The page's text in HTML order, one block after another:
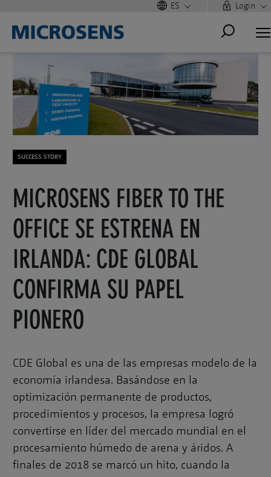
ES Login
SUCCESS STORY
MICROSENS FIBER TO THE
OFFICE SE ESTRENA EN
IRLANDA: CDE GLOBAL
CONFIRMA SU PAPEL
PIONERO
CDE Global es una de las empresas modelo de la
economía irlandesa. Basándose en la
optimización permanente de productos,
procedimientos y procesos, la empresa logró
convertirse en líder del mercado mundial en el
procesamiento húmedo de arena y áridos. A
finales de 2018 se marcó un hito, cuando la